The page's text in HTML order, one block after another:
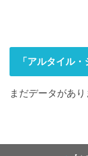
「アルタイル
まだデータがあり